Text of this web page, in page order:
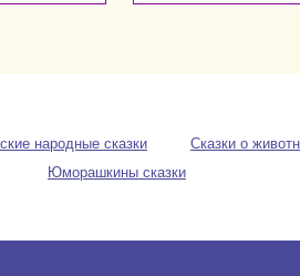
народные сказки Сказки о
Юморашкины сказки